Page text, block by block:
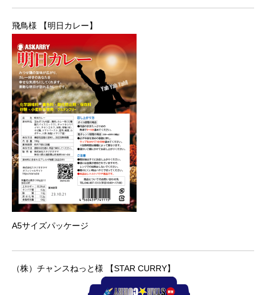
飛鳥様 【明日カレー】
A5サイズパッケージ
（株）チャンスねっと様 【STAR CURRY】